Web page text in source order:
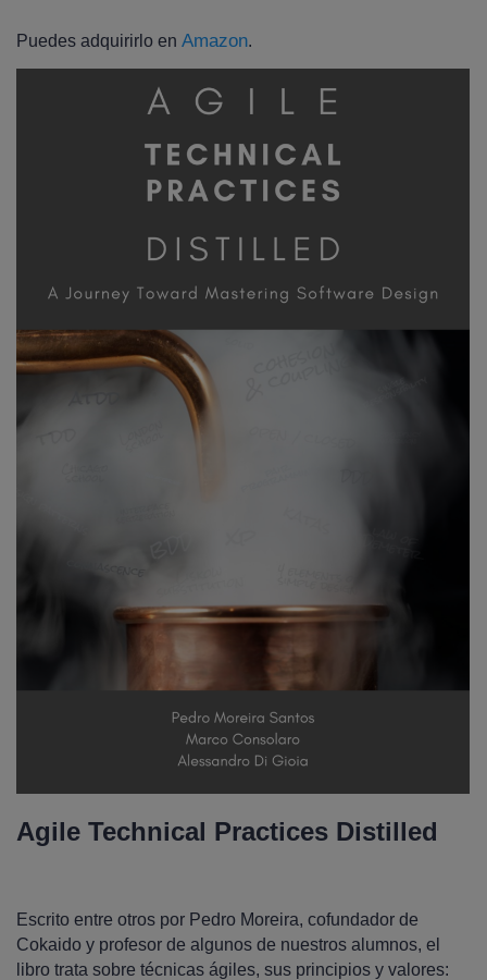
Puedes adquirirlo en Amazon.
Agile Technical Practices Distilled
Escrito entre otros por Pedro Moreira, cofundador de
Cokaido y profesor de algunos de nuestros alumnos, el
libro trata sobre técnicas ágiles, sus principios y valores: